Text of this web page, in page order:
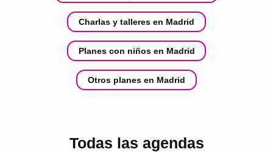
Charlas y talleres en Madrid
Planes con niños en Madrid
Otros planes en Madrid
Todas las agendas